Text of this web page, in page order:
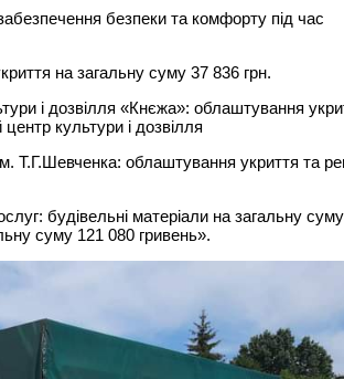
безпеки та комфорту під час
на загальну суму 37 836 грн.
і дозвілля «Кнєжа»: облаштування
культури і дозвілля
Т.Г.Шевченка: облаштування укриття та
будівельні матеріали на загальну суму
суму 121 080 гривень».